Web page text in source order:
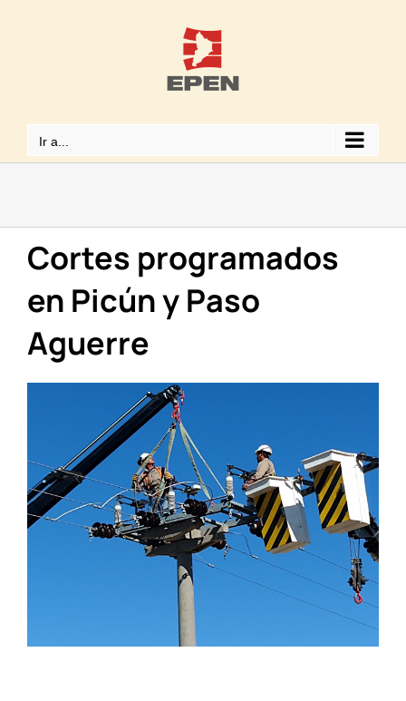
Ir a...
Cortes programados
en Picún y Paso
Aguerre